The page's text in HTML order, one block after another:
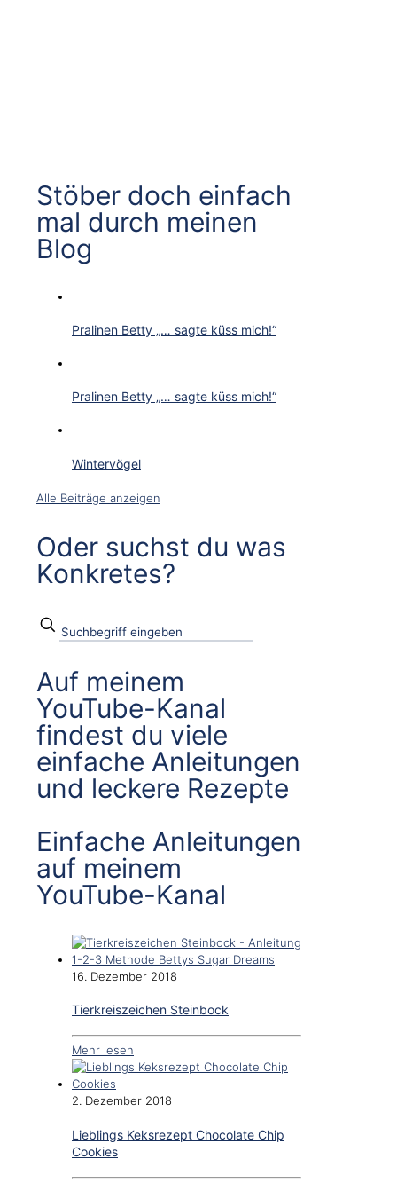
Stöber doch einfach
mal durch meinen
Blog
Pralinen Betty „… sagte küss mich!“
Pralinen Betty „… sagte küss mich!“
Wintervögel
Alle Beiträge anzeigen
Oder suchst du was
Konkretes?
Auf meinem
YouTube-Kanal
findest du viele
einfache Anleitungen
und leckere Rezepte
Einfache Anleitungen
auf meinem
YouTube-Kanal
16. Dezember 2018
Tierkreiszeichen Steinbock
Mehr lesen
2. Dezember 2018
Lieblings Keksrezept Chocolate Chip
Cookies